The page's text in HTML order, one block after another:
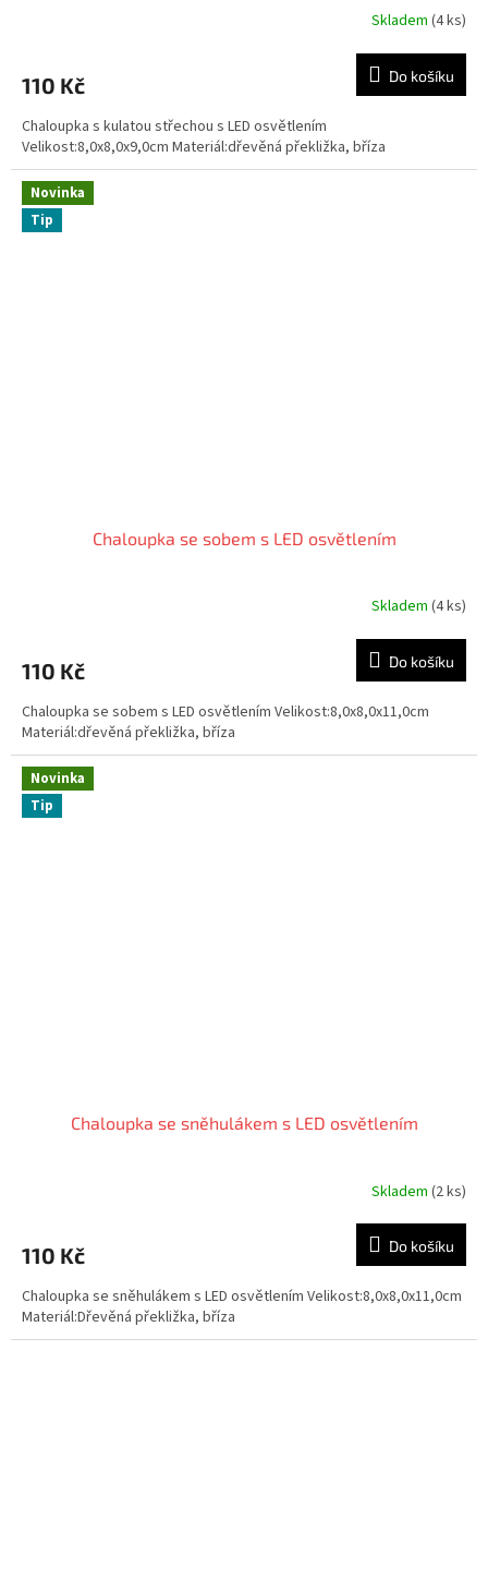
Skladem (4 ks)
110 Kč Do košíku
Chaloupka s kulatou střechou s LED osvětlením
Velikost:8,0x8,0x9,0cm Materiál:dřevěná překližka, bříza
Novinka
Tip
Chaloupka se sobem s LED osvětlením
Skladem (4 ks)
110 Kč Do košíku
Chaloupka se sobem s LED osvětlením Velikost:8,0x8,0x11,0cm
Materiál:dřevěná překližka, bříza
Novinka
Tip
Chaloupka se sněhulákem s LED osvětlením
Skladem (2 ks)
110 Kč Do košíku
Chaloupka se sněhulákem s LED osvětlením Velikost:8,0x8,0x11,0cm
Materiál:Dřevěná překližka, bříza